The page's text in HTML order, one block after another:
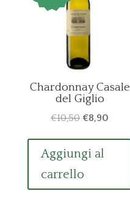
Chardonnay Casale
del Giglio
€10,50 Il
originale
€10,50.
€8,90
Aggiungi al
carrello